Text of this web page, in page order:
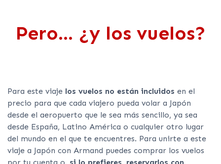
Pero... ¿y los vuelos?
Para este viaje los vuelos no están incluidos en el
precio para que cada viajero pueda volar a Japón
desde el aeropuerto que le sea más sencillo, ya sea
desde España, Latino América o cualquier otro lugar
del mundo en el que te encuentres. Para unirte a este
viaje a Japón con Armand puedes comprar los vuelos